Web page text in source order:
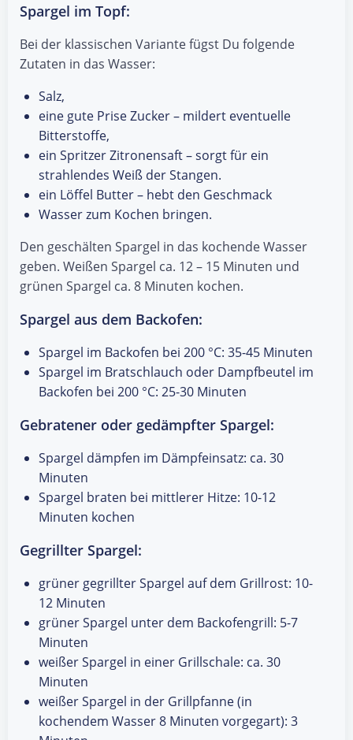
Spargel im Topf:
Bei der klassischen Variante fügst Du folgende
Zutaten in das Wasser:
Salz,
eine gute Prise Zucker – mildert eventuelle
Bitterstoffe,
ein Spritzer Zitronensaft – sorgt für ein
strahlendes Weiß der Stangen.
ein Löffel Butter – hebt den Geschmack
Wasser zum Kochen bringen.
Den geschälten Spargel in das kochende Wasser
geben. Weißen Spargel ca. 12 – 15 Minuten und
grünen Spargel ca. 8 Minuten kochen.
Spargel aus dem Backofen:
Spargel im Backofen bei 200 °C: 35-45 Minuten
Spargel im Bratschlauch oder Dampfbeutel im
Backofen bei 200 °C: 25-30 Minuten
Gebratener oder gedämpfter Spargel:
Spargel dämpfen im Dämpfeinsatz: ca. 30
Minuten
Spargel braten bei mittlerer Hitze: 10-12
Minuten kochen
Gegrillter Spargel:
grüner gegrillter Spargel auf dem Grillrost: 10-
12 Minuten
grüner Spargel unter dem Backofengrill: 5-7
Minuten
weißer Spargel in einer Grillschale: ca. 30
Minuten
weißer Spargel in der Grillpfanne (in
kochendem Wasser 8 Minuten vorgegart): 3